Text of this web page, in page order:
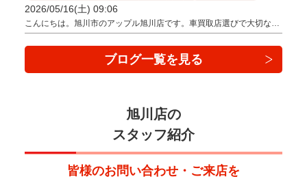
2026/05/16(土) 09:06
こんにちは。旭川市のアップル旭川店です。車買取店選びで大切な…
ブログ一覧を見る
旭川店の
スタッフ紹介
皆様のお問い合わせ・ご来店を